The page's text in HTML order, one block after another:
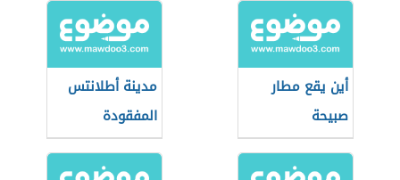
أين يقع مطار
صبيحة
مدينة أطلانتس
المفقودة